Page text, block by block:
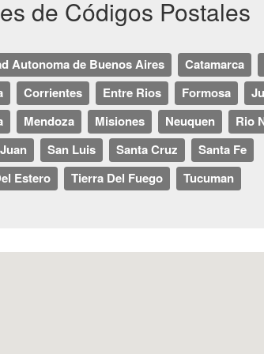
de Códigos Postales
Autonoma de Buenos Aires Catamarca
Corrientes Entre Rios Formosa
Mendoza Misiones Neuquen
Rio
San Luis Santa Cruz
Santa Fe
Estero
Tierra Del Fuego Tucuman